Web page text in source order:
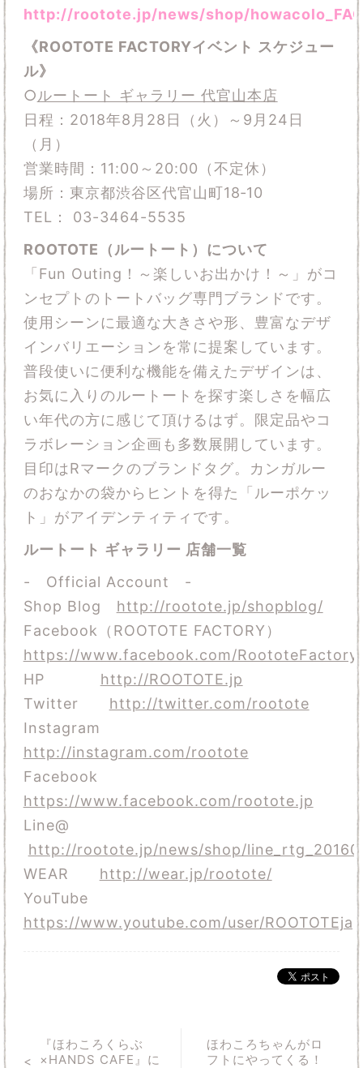
http://rootote.jp/news/shop/
《ROOTOTE FACTORYイベント スケジュー
ル》
○ルートート ギャラリー 代官山本店
日程：2018年8月28日（火）～9月24日
（月）
営業時間：11:00～20:00（不定休）
場所：東京都渋谷区代官山町18‐10
TEL： 03-3464-5535
ROOTOTE （ルートート）について
「Fun Outing！～楽しいお出かけ！～」がコ
ンセプトのトートバッグ専門ブランドです。
使用シーンに最適な大きさや形、豊富なデザ
インバリエーションを常に提案しています。
普段使いに便利な機能を備えたデザインは、
お気に入りのルートートを探す楽しさを幅広
い年代の方に感じて頂けるはず。限定品やコ
ラボレーション企画も多数展開しています。
目印はRマークのブランドタグ。カンガルー
のおなかの袋からヒントを得た「ルーポケッ
ト」がアイデンティティです。
ルートート ギャラリー 店舗一覧
- Official Account -
Shop Blog http://rootote.jp/shopblog/
Facebook（ROOTOTE FACTORY）
https://www.facebook.com/RoototeFactory
HP http://ROOTOTE.jp
Twitter http://twitter.com/rootote
Instagram
http://instagram.com/rootote
Facebook
https://www.facebook.com/rootote.jp
Line@
http://rootote.jp/news/shop/
WEAR http://wear.jp/rootote/
YouTube
https://www.youtube.com/user/
『ほわころくらぶ
×HANDS CAFE』に
ほわころちゃんがロ
フトにやってくる！